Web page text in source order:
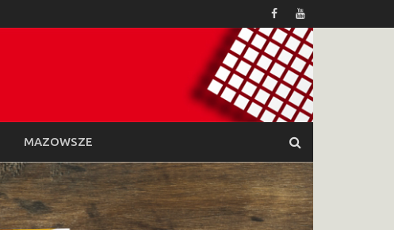
MAZOWSZE